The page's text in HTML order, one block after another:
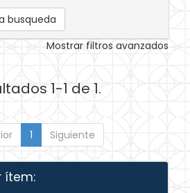
busqueda
Mostrar filtros avanzados
1-1 de 1.
1 Siguiente
ítem: